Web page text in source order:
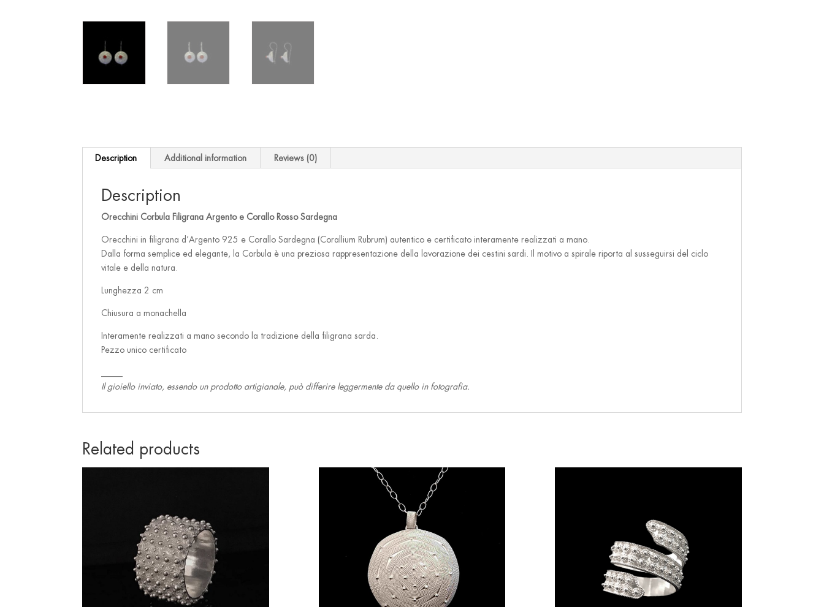
Description Additional information Reviews (0)
Description
Orecchini Corbula Filigrana Argento e Corallo Rosso Sardegna
Orecchini in filigrana d’Argento 925 e Corallo Sardegna (Corallium Rubrum) autentico e certificato interamente realizzati a mano.
Dalla forma semplice ed elegante, la Corbula è una preziosa rappresentazione della lavorazione dei cestini sardi. Il motivo a spirale riporta al susseguirsi del ciclo
vitale e della natura.
Lunghezza 2 cm
Chiusura a monachella
Interamente realizzati a mano secondo la tradizione della filigrana sarda.
Pezzo unico certificato
Il gioiello inviato, essendo un prodotto artigianale, può differire leggermente da quello in fotografia.
Related products